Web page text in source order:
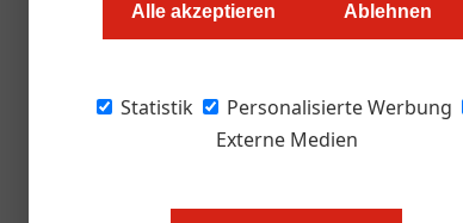
Alle akzeptieren Ablehnen
Statistik
Personalisierte Werbung
Externe Medien
Redaktion.OEGZ
Die Motel One Group setzt ihren
insgesamt sieben Hotels in
Standorten in München, Frankfurt,
Region nachhaltig.